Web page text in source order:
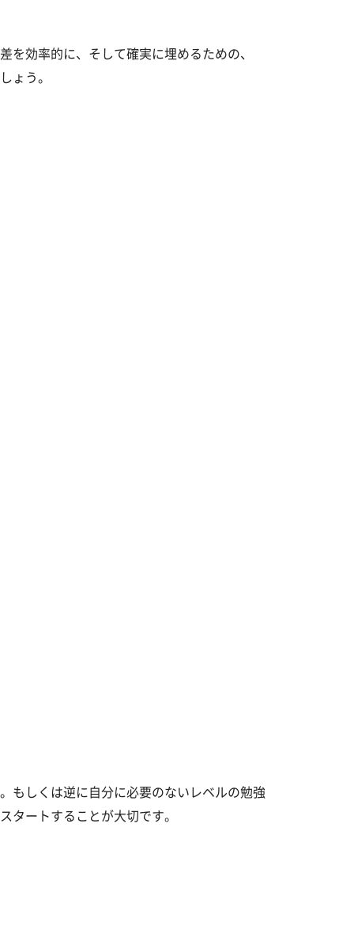
効率的に、そして確実に埋めるための、
ょう。
もしくは逆に自分に必要のないレベルの勉強
ートすることが大切です。